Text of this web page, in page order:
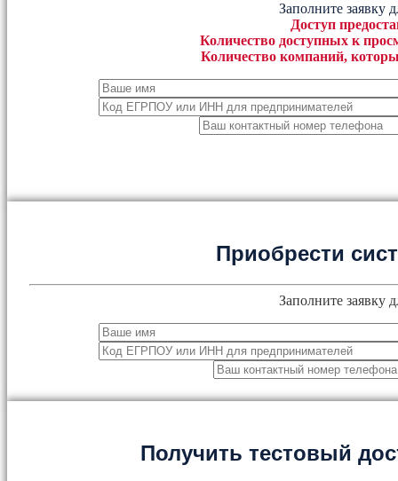
Заполните заявку
Доступ
Количество доступных к
Количество компаний,
Приобрести
Заполните заявку
Получить тестовый